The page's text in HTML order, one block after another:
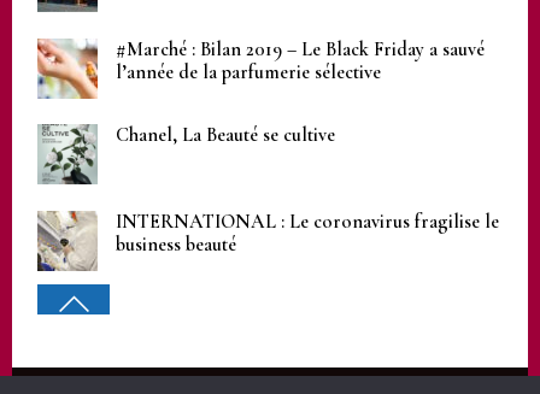
#Marché : Bilan 2019 – Le Black Friday a sauvé
l’année de la parfumerie sélective
Chanel, La Beauté se cultive
INTERNATIONAL : Le coronavirus fragilise le
business beauté